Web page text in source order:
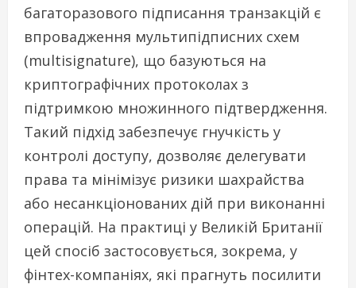
багаторазового підписання транзакцій є
впровадження мультипідписних схем
(multisignature), що базуються на
криптографічних протоколах з
підтримкою множинного підтвердження.
Такий підхід забезпечує гнучкість у
контролі доступу, дозволяє делегувати
права та мінімізує ризики шахрайства
або несанкціонованих дій при виконанні
операцій. На практиці у Великій Британії
цей спосіб застосовується, зокрема, у
фінтех-компаніях, які прагнуть посилити